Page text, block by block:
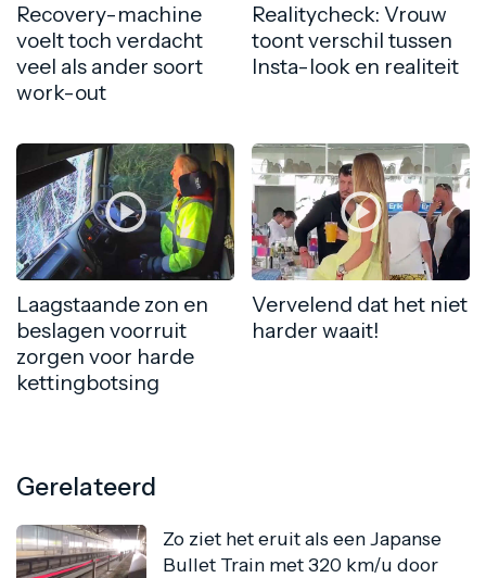
Recovery-machine
voelt toch verdacht
veel als ander soort
work-out
Realitycheck: Vrouw
toont verschil tussen
Insta-look en realiteit
Laagstaande zon en
beslagen voorruit
zorgen voor harde
kettingbotsing
Vervelend dat het niet
harder waait!
Gerelateerd
Zo ziet het eruit als een Japanse
Bullet Train met 320 km/u door